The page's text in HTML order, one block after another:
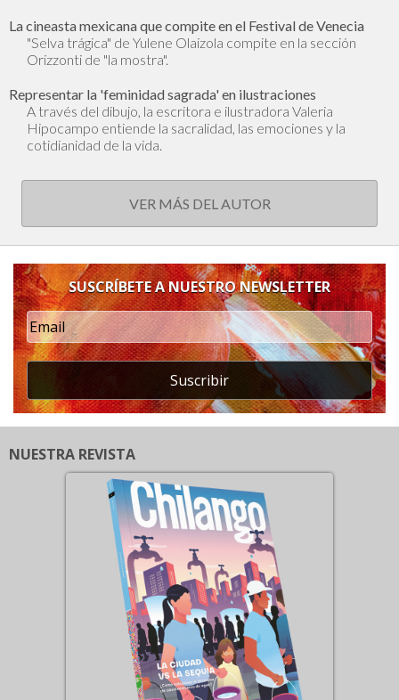
La cineasta mexicana que compite en el Festival de Venecia
"Selva trágica" de Yulene Olaizola compite en la sección
Orizzonti de "la mostra".
Representar la 'feminidad sagrada' en ilustraciones
A través del dibujo, la escritora e ilustradora Valeria
Hipocampo entiende la sacralidad, las emociones y la
cotidianidad de la vida.
VER MÁS DEL AUTOR
SUSCRÍBETE A NUESTRO NEWSLETTER
Suscribir
NUESTRA REVISTA